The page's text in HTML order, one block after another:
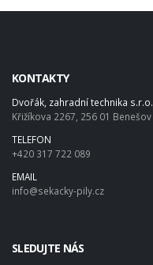
KONTAKTY
Dvořák, zahradní technika s.r.o.
Křižíkova 2267, 256 01 Benešov
TELEFON
+420 317 722 089
EMAIL
info@sekacky-pily.cz
SLEDUJTE NÁS